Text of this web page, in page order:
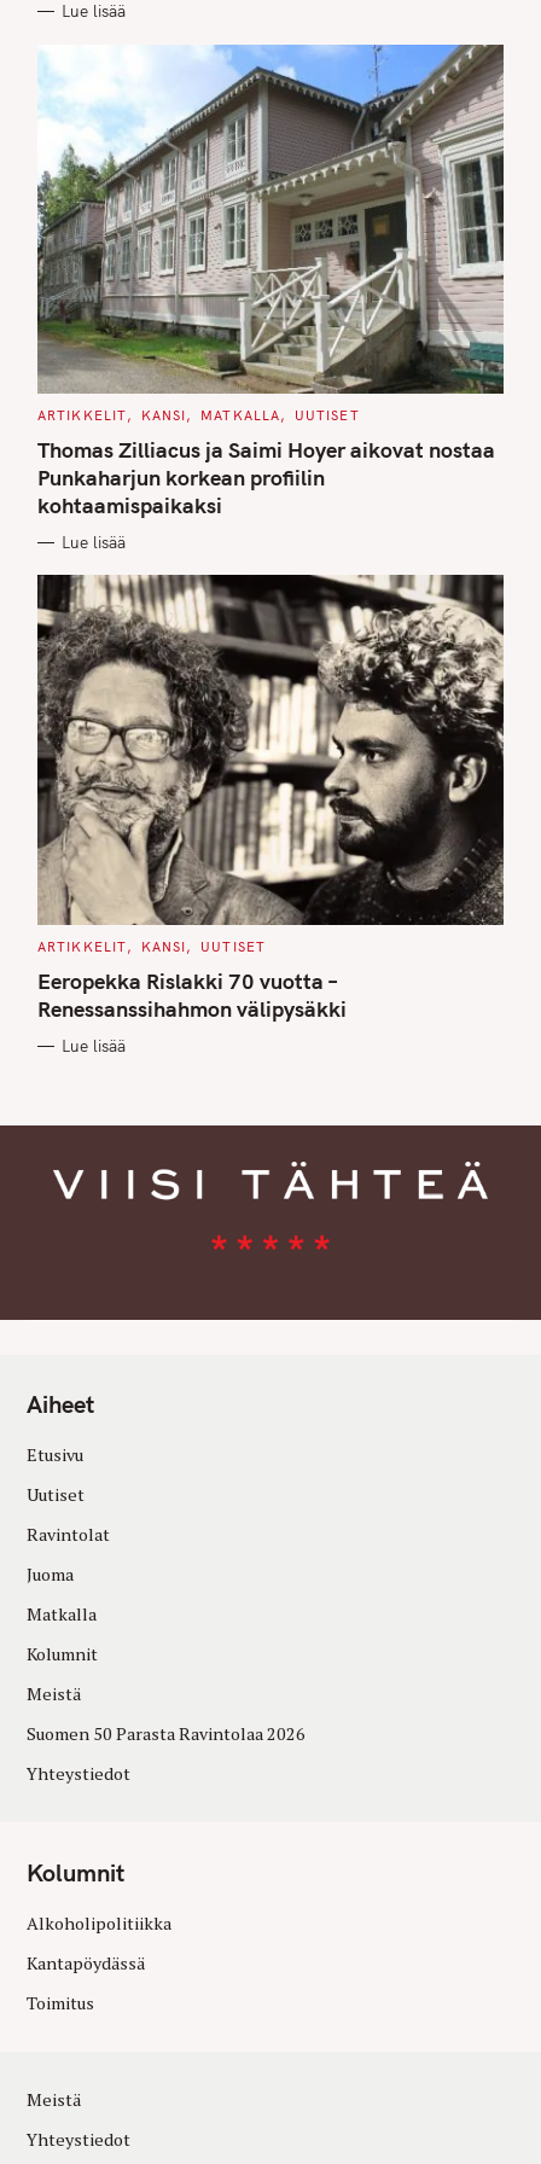
I
Lue lisää
C
T
E
G
O
R
I
S
ARTIKKELIT KANSI MATKALLA UUTISET
Thomas Zilliacus ja Saimi Hoyer aikovat nostaa
Punkaharjun korkean profiilin
kohtaamispaikaksi
Lue lisää
C
T
E
G
O
I
ARTIKKELIT KANSI UUTISET
Eeropekka Rislakki 70 vuotta –
Renessanssihahmon välipysäkki
Lue lisää
Aiheet
Etusivu
Uutiset
Ravintolat
Juoma
Matkalla
Kolumnit
Meistä
Suomen 50 Parasta Ravintolaa 2026
Yhteystiedot
Kolumnit
Alkoholipolitiikka
Kantapöydässä
Toimitus
Meistä
Yhteystiedot